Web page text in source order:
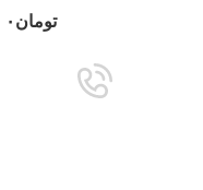
تومان ۰